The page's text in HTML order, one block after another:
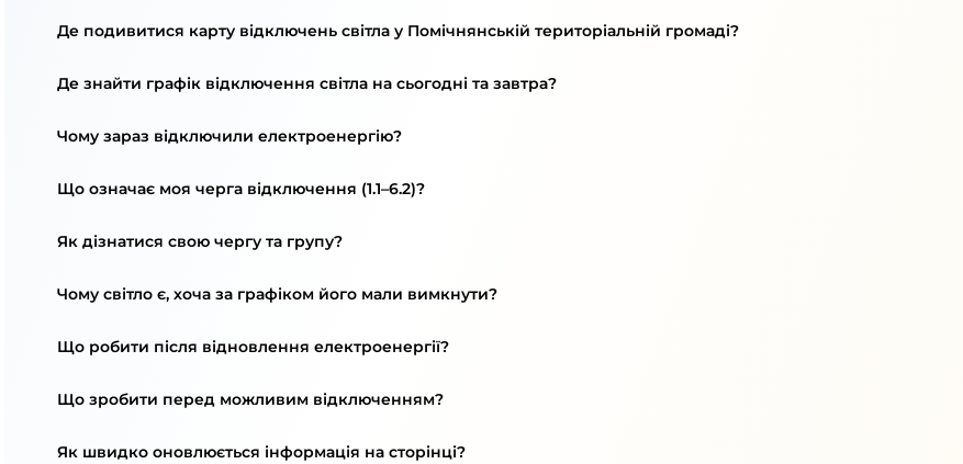
Де подивитися карту відключень світла у Помічнянській територіальній громаді?
Де знайти графік відключення світла на сьогодні та завтра?
Чому зараз відключили електроенергію?
Що означає моя черга відключення (1.1–6.2)?
Як дізнатися свою чергу та групу?
Чому світло є, хоча за графіком його мали вимкнути?
Що робити після відновлення електроенергії?
Що зробити перед можливим відключенням?
Як швидко оновлюється інформація на сторінці?